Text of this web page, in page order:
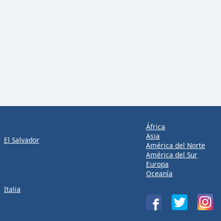
El Salvador
Italia
África
Asia
América del Norte
América del Sur
Europa
Oceanía